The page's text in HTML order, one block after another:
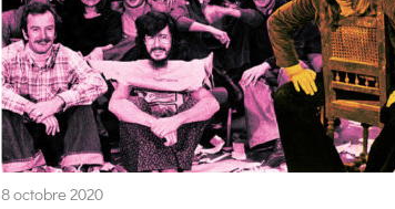
8 octobre 2020